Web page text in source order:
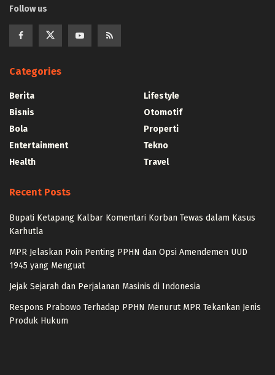
Follow us
Categories
Berita
Bisnis
Bola
Entertainment
Health
Lifestyle
Otomotif
Properti
Tekno
Travel
Recent Posts
Bupati Ketapang Kalbar Komentari Korban Tewas dalam Kasus
Karhutla
MPR Jelaskan Poin Penting PPHN dan Opsi Amendemen UUD
1945 yang Menguat
Jejak Sejarah dan Perjalanan Masinis di Indonesia
Respons Prabowo Terhadap PPHN Menurut MPR Tekankan Jenis
Produk Hukum